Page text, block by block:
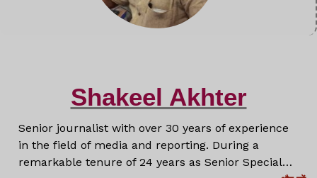
Shakeel Akhter
Senior journalist with over 30 years of experience
in the field of media and reporting. During a
remarkable tenure of 24 years as Senior Special